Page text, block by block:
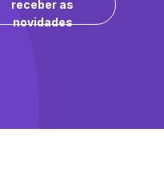
receber as
novidades